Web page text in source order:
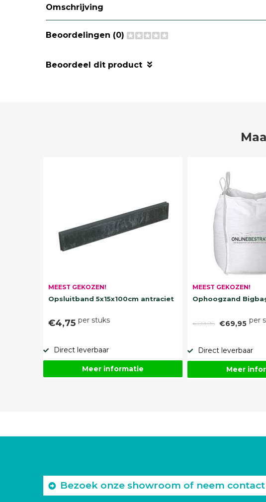
Omschrijving
Beoordelingen (0)
Beoordeel dit product
MEEST GEKOZEN!
Opsluitband 5x15x100cm antraciet
€4,75 per stuks
Direct leverbaar
Meer informatie
MEEST GEKOZEN!
Ophoogzand
€89,95 €69,95 per
Direct leverbaar
Meer
Bezoek onze showroom of neem